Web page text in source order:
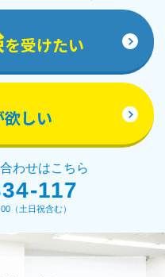
を受けたい
欲しい
わせはこちら
117
（土日祝含む）